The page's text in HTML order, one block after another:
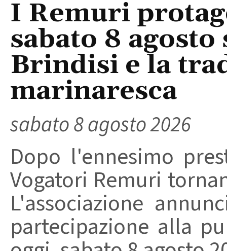
I Remuri
sabato 8
Brindisi e la
marinaresca
sabato 8 agosto 2026
Dopo l'ennesimo
Vogatori Remuri
L'associazione
partecipazione alla